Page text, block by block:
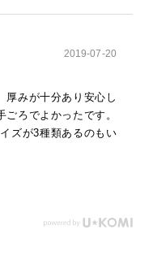
2019-07-20
厚みが十分あり安心し
ろでよかったです。
ズが3種類あるのもい